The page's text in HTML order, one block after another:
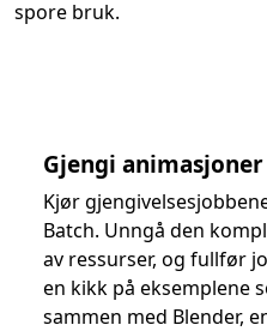
spore bruk.
Gjengi
Kjør
Batch. Unngå den
av ressurser, og fullfør
en kikk på eksemplene
sammen med Blender,